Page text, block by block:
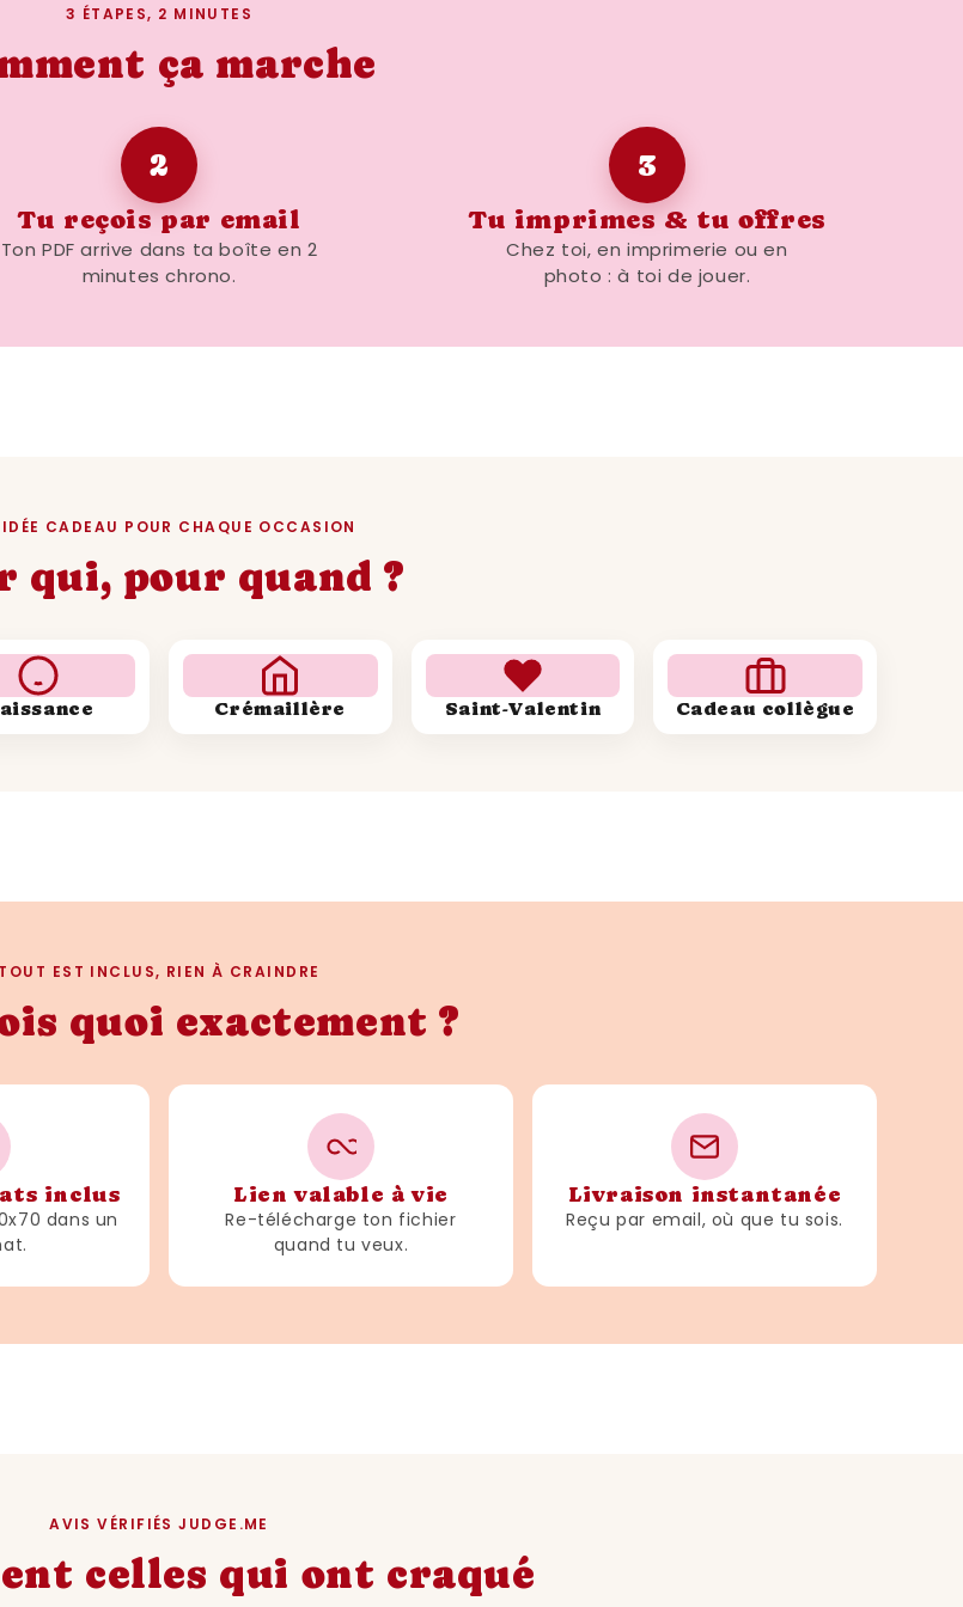
3 ÉTAPES, 2 MINUTES
ça marche
2
Tu reçois par email
Ton PDF arrive dans ta boîte en 2
minutes chrono.
3
Tu imprimes & tu offres
Chez toi, en imprimerie ou en
photo : à toi de jouer.
IDÉE CADEAU POUR CHAQUE OCCASION
qui, pour quand ?
Crémaillère Saint-Valentin Cadeau collègue
TOUT EST INCLUS, RIEN À CRAINDRE
quoi exactement ?
inclus
dans un
Lien valable à vie
Re-télécharge ton fichier
quand tu veux.
Livraison instantanée
Reçu par email, où que tu sois.
AVIS VÉRIFIÉS JUDGE.ME
celles qui ont craqué